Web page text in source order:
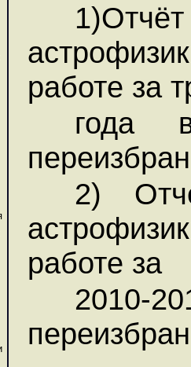
работе за
года
2)
работе за
2010-